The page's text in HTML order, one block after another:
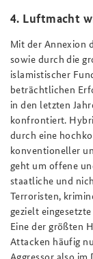
4. Luftmacht
Mit der Annexion
sowie durch die
islamistischer
beträchtlichen
in den letzten
konfrontiert.
durch eine
konventioneller
geht um offene
staatliche und
Terroristen,
gezielt
Eine der größten
Attacken häufig